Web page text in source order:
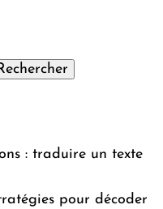
: traduire un texte
pour décoder